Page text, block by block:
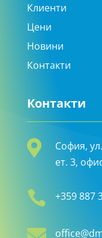
Клиенти
Цени
Новини
Контакти
Контакти

София,
ет. 3,
 +359 887